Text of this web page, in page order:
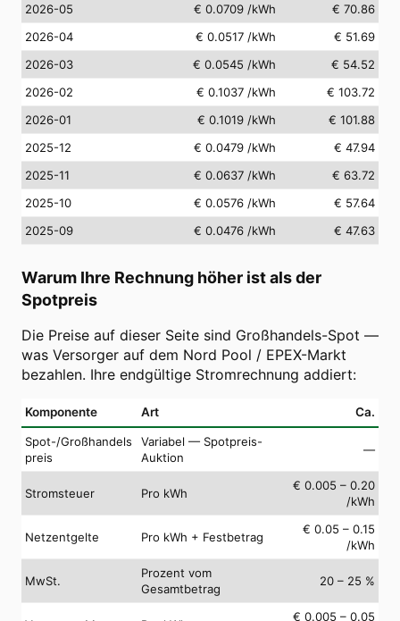
2026-05
€ 0.0709 /kWh
€ 70.86
2026-04
€ 0.0517 /kWh
€ 51.69
2026-03
€ 0.0545 /kWh
€ 54.52
2026-02
€ 0.1037 /kWh
€ 103.72
2026-01
€ 0.1019 /kWh
€ 101.88
2025-12
€ 0.0479 /kWh
€ 47.94
2025-11
€ 0.0637 /kWh
€ 63.72
2025-10
€ 0.0576 /kWh
€ 57.64
2025-09
€ 0.0476 /kWh € 47.63
Warum Ihre Rechnung höher ist als der
Spotpreis
Die Preise auf dieser Seite sind Großhandels-Spot —
was Versorger auf dem Nord Pool / EPEX-Markt
bezahlen. Ihre endgültige Stromrechnung addiert:
Komponente Art Ca.
Spot-/Großhandels
preis
Variabel — Spotpreis-
Auktion
—
Stromsteuer Pro kWh
€ 0.005 – 0.20
/kWh
Netzentgelte Pro kWh + Festbetrag
€ 0.05 – 0.15
/kWh
MwSt.
Prozent vom
Gesamtbetrag
20 – 25 %
€ 0.005 – 0.05